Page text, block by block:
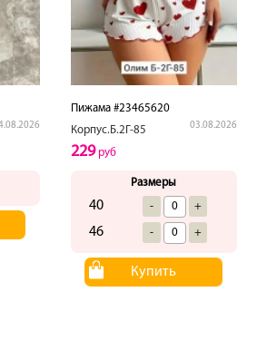
Пижама #23465620
Корпус.Б.2Г-85
03.08.2026
229руб
Размеры
40 - +
46 - +
Купить